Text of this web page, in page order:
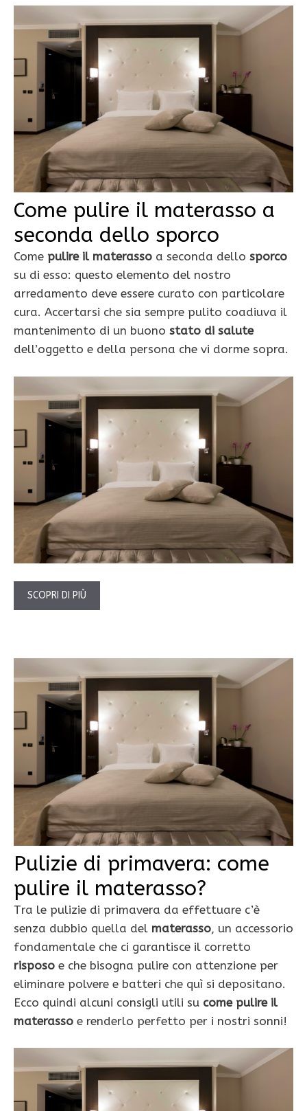
Come pulire il materasso a
seconda dello sporco
Come pulire il materasso a seconda dello sporco
su di esso: questo elemento del nostro
arredamento deve essere curato con particolare
cura. Accertarsi che sia sempre pulito coadiuva il
mantenimento di un buono stato di salute
dell’oggetto e della persona che vi dorme sopra.
SCOPRI DI PIÙ
Pulizie di primavera: come
pulire il materasso?
Tra le pulizie di primavera da effettuare c’è
senza dubbio quella del materasso, un accessorio
fondamentale che ci garantisce il corretto
risposo e che bisogna pulire con attenzione per
eliminare polvere e batteri che quì si depositano.
Ecco quindi alcuni consigli utili su come pulire il
materasso e renderlo perfetto per i nostri sonni!